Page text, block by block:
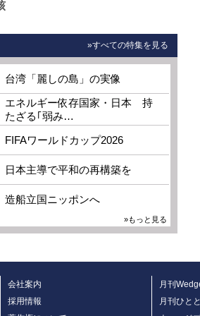
»すべての特集を見る
台湾「麗しの島」の実像
エネルギー依存国家・日本 持
たざる｢弱み…
FIFAワールドカップ2026
日本主導で平和の再構築を
造船立国ニッポンへ
»もっと見る
会社案内
採用情報
月刊
月刊ひと